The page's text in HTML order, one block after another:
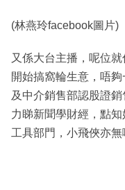
(林燕玲facebook圖片)
又係大台主播，呢位
開始搞窩輪生意，唔
及中介銷售部認股證
力睇新聞學財經，點
工具部門，小飛俠亦無